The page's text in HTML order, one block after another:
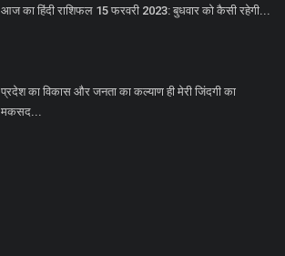
आज का हिंदी राशिफल 15 फरवरी 2023: बुधवार को कैसी रहेगी...
प्रदेश का विकास और जनता का कल्याण ही मेरी जिंदगी का
मकसद...